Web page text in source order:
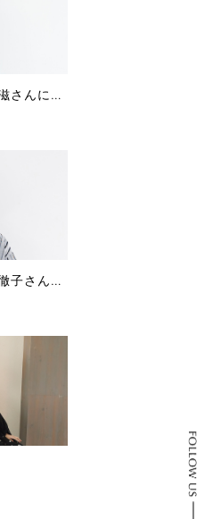
【Press News】室井滋さんに5/18公開のBS11「婦人公論」で春夏コレクションをご着用頂きました!!
【Press News】黒柳徹子さんに「徹子の部屋」で春夏コレクションをご着用頂きました!!